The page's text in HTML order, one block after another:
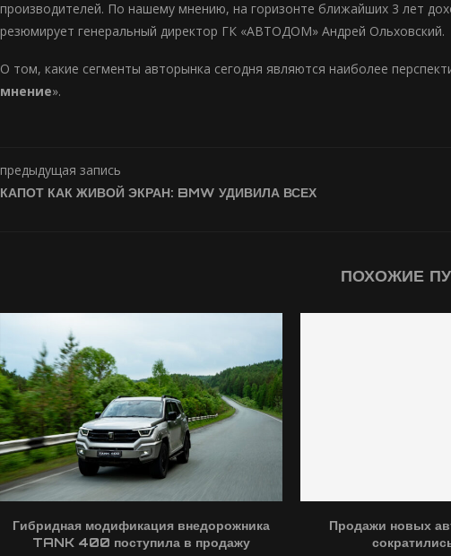
производителей. По нашему мнению, на горизонте ближайших 3 лет
резюмирует генеральный директор ГК «АВТОДОМ» Андрей Ольховский.
О том, какие сегменты авторынка сегодня являются наиболее
мнение».
предыдущая запись
КАПОТ КАК ЖИВОЙ ЭКРАН: BMW УДИВИЛА ВСЕХ
ПОХОЖИЕ
Гибридная модификация внедорожника
TANK 400 поступила в продажу
Продажи новых